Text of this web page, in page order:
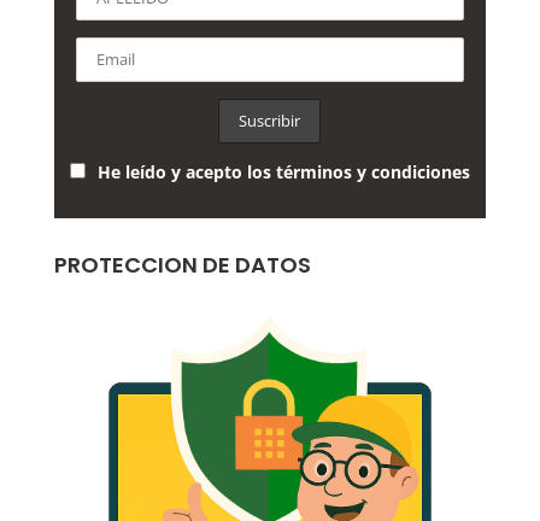
He leído y acepto los términos y condiciones
PROTECCION DE DATOS